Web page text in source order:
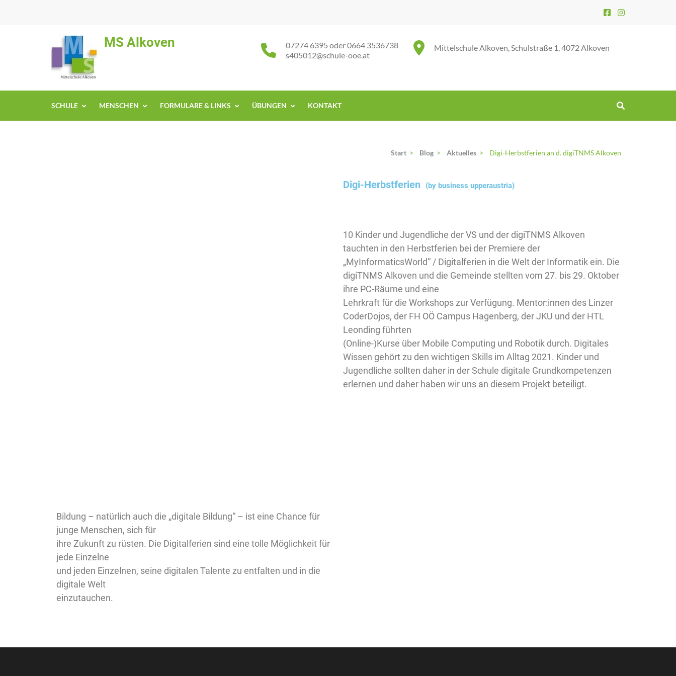
MS Alkoven Mittelschule Alkoven, Schulstraße 1, 4072 Alkoven
07274 6395 oder 0664 3536738
s405012@schule-ooe.at
SCHULE MENSCHEN FORMULARE & LINKS ÜBUNGEN KONTAKT
Start > Blog > Aktuelles > Digi-Herbstferien an d. digiTNMS Alkoven
Digi-Herbstferien (by business upperaustria)
10 Kinder und Jugendliche der VS und der digiTNMS Alkoven
tauchten in den Herbstferien bei der Premiere der
„MyInformaticsWorld“ / Digitalferien in die Welt der Informatik ein. Die
digiTNMS Alkoven und die Gemeinde stellten vom 27. bis 29. Oktober
ihre PC-Räume und eine
Lehrkraft für die Workshops zur Verfügung. Mentor:innen des Linzer
CoderDojos, der FH OÖ Campus Hagenberg, der JKU und der HTL
Leonding führten
(Online-)Kurse über Mobile Computing und Robotik durch. Digitales
Wissen gehört zu den wichtigen Skills im Alltag 2021. Kinder und
Jugendliche sollten daher in der Schule digitale Grundkompetenzen
erlernen und daher haben wir uns an diesem Projekt beteiligt.
Bildung – natürlich auch die „digitale Bildung“ – ist eine Chance für
junge Menschen, sich für
ihre Zukunft zu rüsten. Die Digitalferien sind eine tolle Möglichkeit für
jede Einzelne
und jeden Einzelnen, seine digitalen Talente zu entfalten und in die
digitale Welt
einzutauchen.